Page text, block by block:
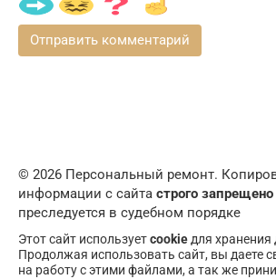
© 2026 Персональный ремонт.
информации с сайта строго запрещено
преследуется в судебном порядке
Этот сайт используетcookieдля хранения
Продолжая использовать сайт, вы даете
на работу с этими файлами, а так же